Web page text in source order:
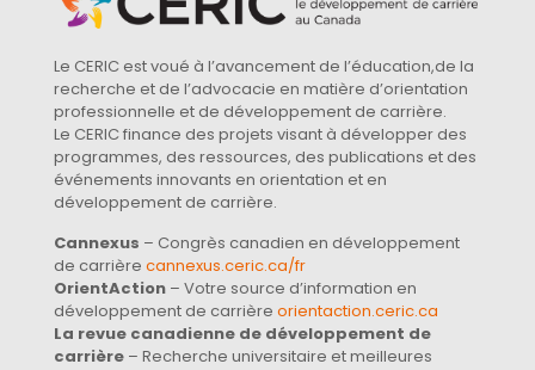
Le CERIC est voué à l’avancement de l’éducation,de la
recherche et de l’advocacie en matière d’orientation
professionnelle et de développement de carrière.
Le CERIC finance des projets visant à développer des
programmes, des ressources, des publications et des
événements innovants en orientation et en
développement de carrière.
Cannexus – Congrès canadien en développement
de carrière cannexus.ceric.ca/fr
OrientAction – Votre source d’information en
développement de carrière orientaction.ceric.ca
La revue canadienne de développement de
carrière – Recherche universitaire et meilleures